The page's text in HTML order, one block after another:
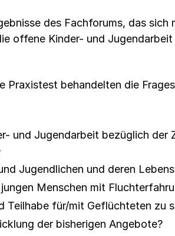
des Fachforums, das sich
offene Kinder- und Jugendarbeit
Praxistest behandelten die
und Jugendarbeit bezüglich der
Jugendlichen und deren
Menschen mit
Teilhabe für/mit Geflüchteten zu
der bisherigen Angebote?